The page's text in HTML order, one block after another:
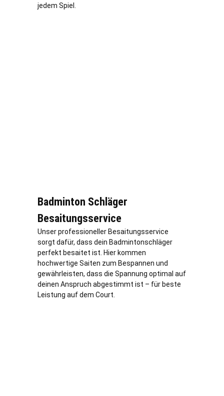
jedem Spiel.
Badminton Schläger
Besaitungsservice
Unser professioneller Besaitungsservice
sorgt dafür, dass dein Badmintonschläger
perfekt besaitet ist. Hier kommen
hochwertige Saiten zum Bespannen und
gewährleisten, dass die Spannung optimal auf
deinen Anspruch abgestimmt ist – für beste
Leistung auf dem Court.